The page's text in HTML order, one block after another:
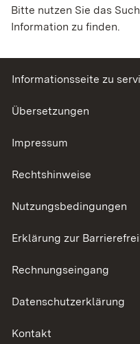
Bitte nutzen Sie das
Information zu finden.
Informationsseite zu
Übersetzungen
Impressum
Rechtshinweise
Nutzungsbedingungen
Erklärung zur
Rechnungseingang
Datenschutzerklärung
Kontakt